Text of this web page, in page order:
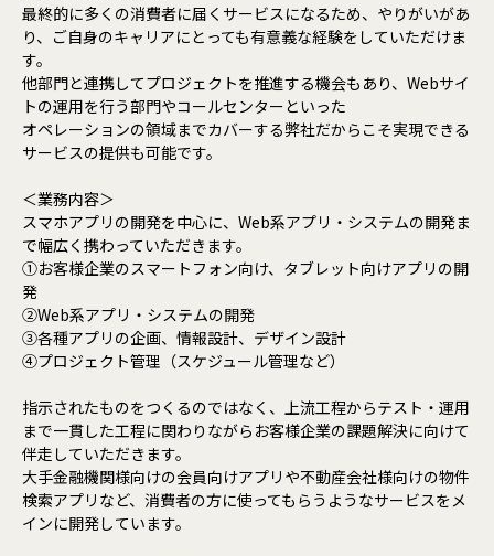
最終的に多くの消費者に届くサービスになるため、やりがいがあ
り、ご自身のキャリアにとっても有意義な経験をしていただけま
す。
他部門と連携してプロジェクトを推進する機会もあり、Webサイ
トの運用を行う部門やコールセンターといった
オペレーションの領域までカバーする弊社だからこそ実現できる
サービスの提供も可能です。
＜業務内容＞
スマホアプリの開発を中心に、Web系アプリ・システムの開発ま
で幅広く携わっていただきます。
①お客様企業のスマートフォン向け、タブレット向けアプリの開
発
②Web系アプリ・システムの開発
③各種アプリの企画、情報設計、デザイン設計
④プロジェクト管理（スケジュール管理など）
指示されたものをつくるのではなく、上流工程からテスト・運用
まで一貫した工程に関わりながらお客様企業の課題解決に向けて
伴走していただきます。
大手金融機関様向けの会員向けアプリや不動産会社様向けの物件
検索アプリなど、消費者の方に使ってもらうようなサービスをメ
インに開発しています。